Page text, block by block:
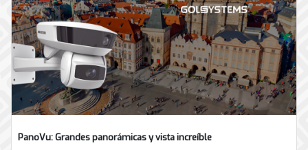
PanoVu: Grandes panorámicas y vista increíble